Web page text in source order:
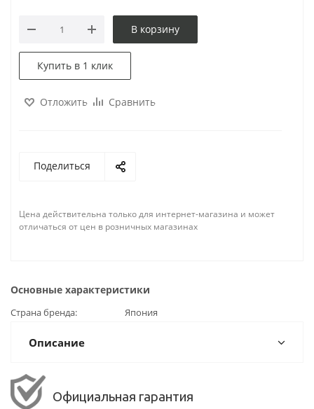
В корзину
Купить в 1 клик
Отложить Сравнить
Поделиться
Цена действительна только для интернет-магазина и может
отличаться от цен в розничных магазинах
Основные характеристики
Страна бренда Япония
Описание
Официальная гарантия